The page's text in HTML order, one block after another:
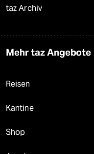
taz Archiv
Mehr taz Angebote
Reisen
Kantine
Shop